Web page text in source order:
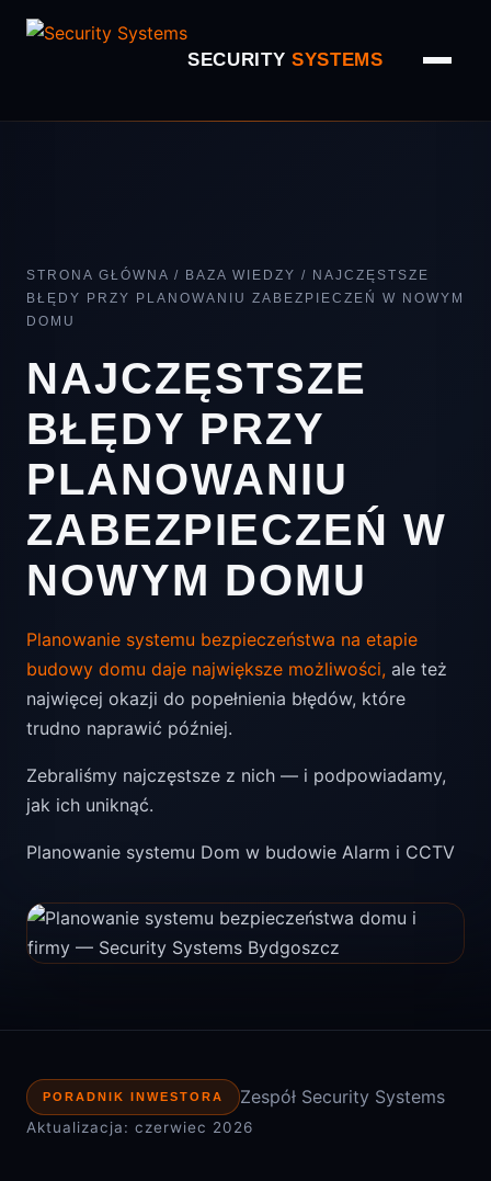
SECURITYSYSTEMS
STRONA GŁÓWNA / BAZA WIEDZY / NAJCZĘSTSZE
BŁĘDY PRZY PLANOWANIU ZABEZPIECZEŃ W NOWYM
DOMU
NAJCZĘSTSZE
BŁĘDY PRZY
PLANOWANIU
ZABEZPIECZEŃ W
NOWYM DOMU
Planowanie systemu bezpieczeństwa na etapie
budowy domu daje największe możliwości, ale też
najwięcej okazji do popełnienia błędów, które
trudno naprawić później.
Zebraliśmy najczęstsze z nich — i podpowiadamy,
jak ich uniknąć.
Planowanie systemu Dom w budowie Alarm i CCTV
PORADNIK INWESTORA Zespół Security Systems
Aktualizacja: czerwiec 2026